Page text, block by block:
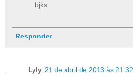
bjks
Responder
Lyly 21 de abril de 2013 às 21:32